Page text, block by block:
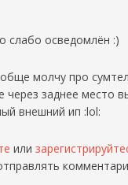
слабо осведомлён :)
молчу про
через заднее место
внешний ип :lol:
или